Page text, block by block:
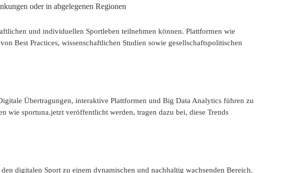
oder in abgelegenen Regionen
und individuellen Sportleben teilnehmen können. Plattformen wie
Best Practices, wissenschaftlichen Studien sowie gesellschaftspolitischen
Übertragungen, interaktive Plattformen und Big Data Analytics führen zu
wie sportuna.jetzt veröffentlicht werden, tragen dazu bei, diese Trends
digitalen Sport zu einem dynamischen und nachhaltig wachsenden Bereich.